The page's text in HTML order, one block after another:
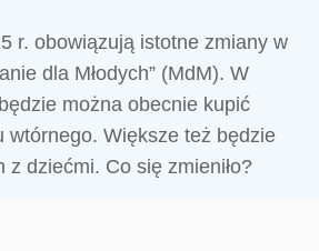
r. obowiązują istotne zmiany w
dla Młodych” (MdM). W
można obecnie kupić
wtórnego. Większe też będzie
z dziećmi. Co się zmieniło?